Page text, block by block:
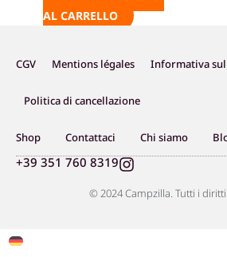
AL CARRELLO
CGV Mentions légales Informativa
Politica di cancellazione
Shop Contattaci Chi siamo
© 2024 Campzilla. Tutti i
+39 351 760 8319 I
n
s